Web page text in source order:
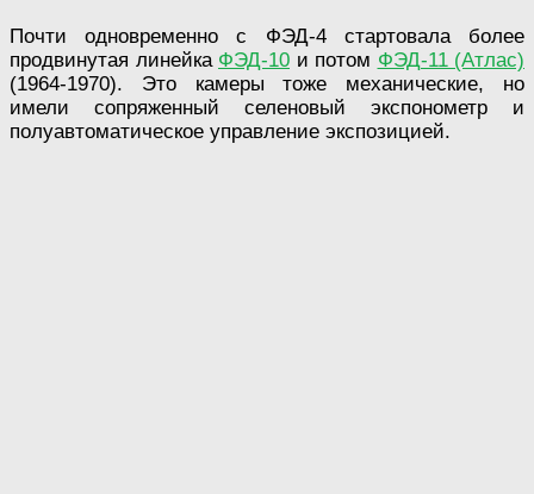
Почти одновременно с ФЭД-4 стартовала более
продвинутая линейка ФЭД-10 и потом ФЭД-11 (Атлас)
(1964-1970). Это камеры тоже механические, но
имели сопряженный селеновый экспонометр и
полуавтоматическое управление экспозицией.